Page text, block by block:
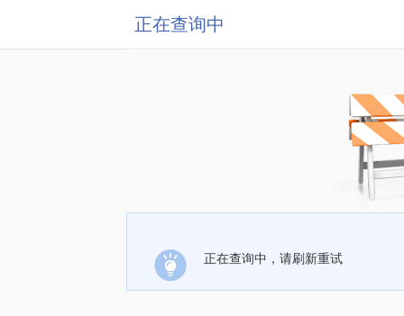
正在查询中
正在查询中，请刷新重试